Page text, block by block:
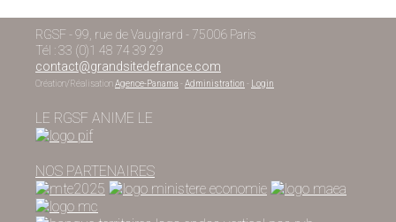
RGSF - 99, rue de Vaugirard - 75006 Paris
Tél : 33 (0)1 48 74 39 29
contact@grandsitedefrance.com
Création/RéalisationAgence-Panama - Administration - Login
LE RGSF ANIME LE
NOS PARTENAIRES